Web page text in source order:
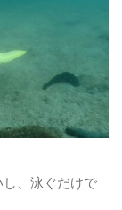
、泳ぐだけで